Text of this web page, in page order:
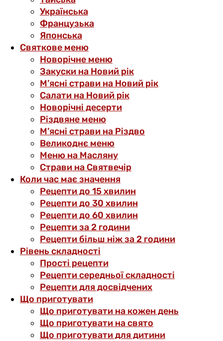
Українська
Французька
Японська
Святкове меню
Новорічне меню
Закуски на Новий рік
М’ясні страви на Новий рік
Салати на Новий рік
Новорічні десерти
Різдвяне меню
М’ясні страви на Різдво
Великоднє меню
Меню на Масляну
Страви на Святвечір
Коли час має значення
Рецепти до 15 хвилин
Рецепти до 30 хвилин
Рецепти до 60 хвилин
Рецепти за 2 години
Рецепти більш ніж за 2 години
Рівень складності
Прості рецепти
Рецепти середньої складності
Рецепти для досвідчених
Що приготувати
Що приготувати на кожен день
Що приготувати на свято
Що приготувати для дитини